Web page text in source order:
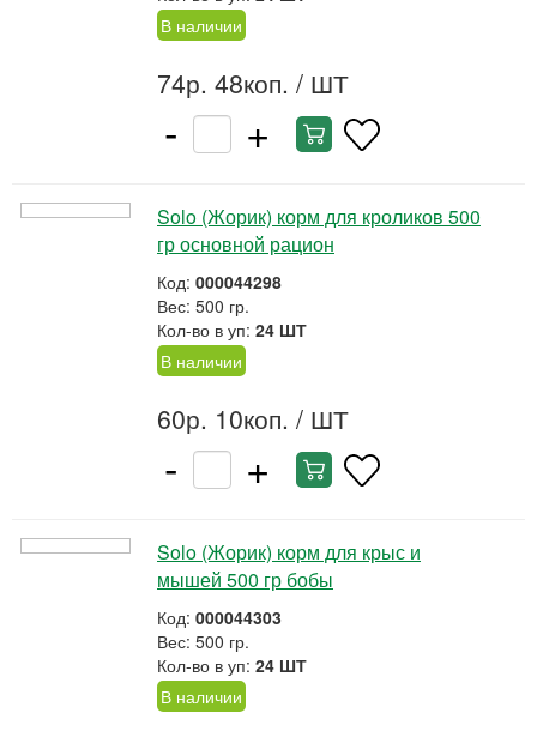
В наличии
74р. 48коп. / ШТ
- +
Solo (Жорик) корм для кроликов 500
гр основной рацион
Код: 000044298
Вес: 500 гр.
Кол-во в уп: 24 ШТ
В наличии
60р. 10коп. / ШТ
- +
Solo (Жорик) корм для крыс и
мышей 500 гр бобы
Код: 000044303
Вес: 500 гр.
Кол-во в уп: 24 ШТ
В наличии